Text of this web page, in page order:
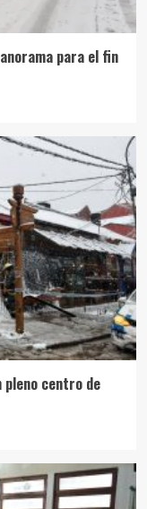
para el fin
pleno centro de